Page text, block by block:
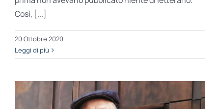
Così, [...]
20 Ottobre 2020
Leggi di più